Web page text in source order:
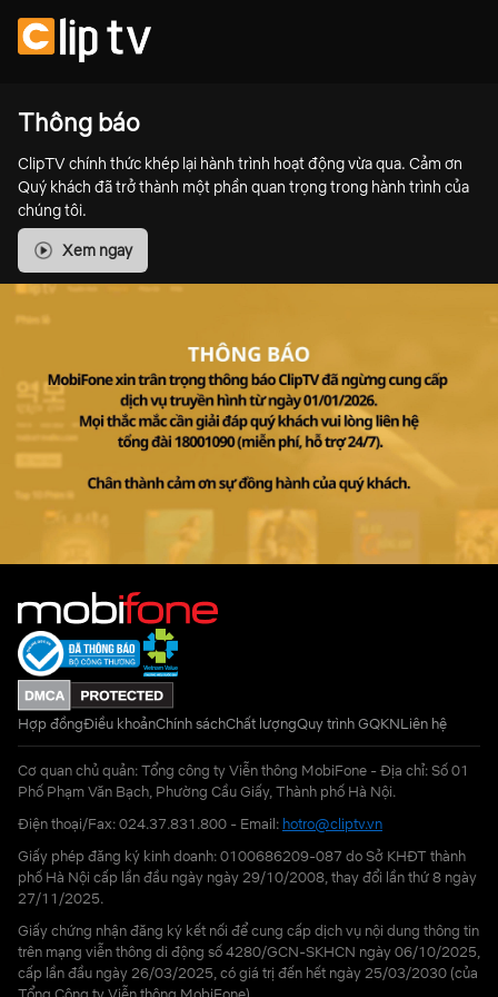
Thông báo
ClipTV chính thức khép lại hành trình hoạt động vừa qua. Cảm ơn
Quý khách đã trở thành một phần quan trọng trong hành trình của
chúng tôi.
Xem ngay
Hợp đồngĐiều khoảnChính sáchChất lượngQuy trình GQKNLiên hệ
Cơ quan chủ quản: Tổng công ty Viễn thông MobiFone - Địa chỉ: Số 01
Phố Phạm Văn Bạch, Phường Cầu Giấy, Thành phố Hà Nội.
Điện thoại/Fax: 024.37.831.800 - Email: hotro@cliptv.vn
Giấy phép đăng ký kinh doanh: 0100686209-087 do Sở KHĐT thành
phố Hà Nội cấp lần đầu ngày ngày 29/10/2008, thay đổi lần thứ 8 ngày
27/11/2025.
Giấy chứng nhận đăng ký kết nối để cung cấp dịch vụ nội dung thông tin
trên mạng viễn thông di động số 4280/GCN-SKHCN ngày 06/10/2025,
cấp lần đầu ngày 26/03/2025, có giá trị đến hết ngày 25/03/2030 (của